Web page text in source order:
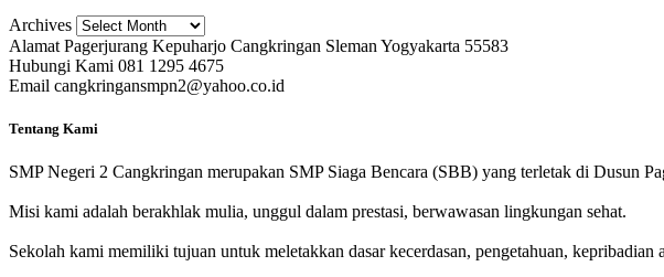
Archives
Alamat Pagerjurang Kepuharjo Cangkringan Sleman Yogyakarta 55583
Hubungi Kami 081 1295 4675
Email cangkringansmpn2@yahoo.co.id
Tentang Kami
SMP Negeri 2 Cangkringan merupakan SMP Siaga Bencara (SBB) yang terletak di Dusun
Misi kami adalah berakhlak mulia, unggul dalam prestasi, berwawasan lingkungan sehat.
Sekolah kami memiliki tujuan untuk meletakkan dasar kecerdasan, pengetahuan,